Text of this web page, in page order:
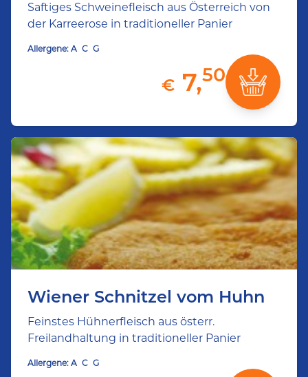
Saftiges Schweinefleisch aus Österreich von
der Karreerose in traditioneller Panier
Allergene: A C G
€ 7,50
Wiener Schnitzel vom Huhn
Feinstes Hühnerfleisch aus österr.
Freilandhaltung in traditioneller Panier
Allergene: A C G